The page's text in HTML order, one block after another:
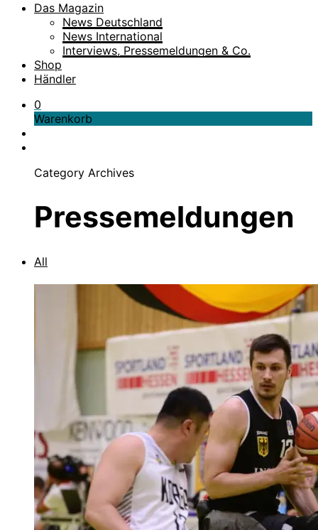
Das Magazin
News Deutschland
News International
Interviews, Pressemeldungen & Co.
Shop
Händler
0
Warenkorb
Category Archives
Pressemeldungen
All